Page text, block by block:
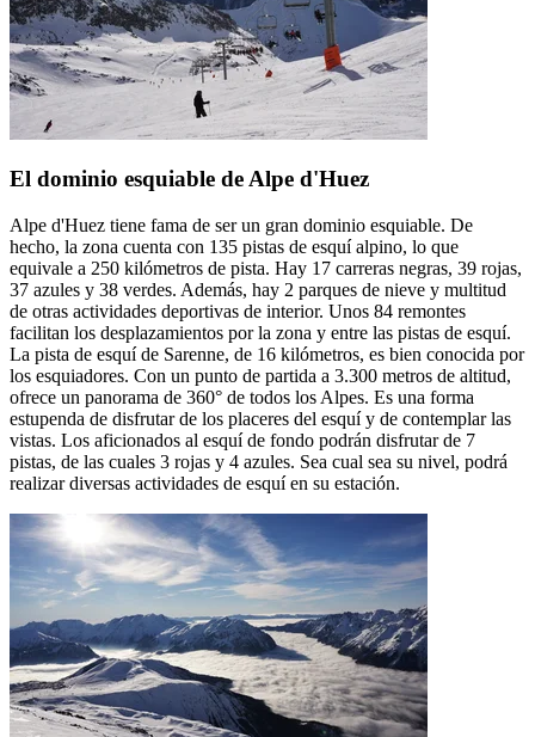
El dominio esquiable de Alpe d'Huez
Alpe d'Huez tiene fama de ser un gran dominio esquiable. De
hecho, la zona cuenta con 135 pistas de esquí alpino, lo que
equivale a 250 kilómetros de pista. Hay 17 carreras negras, 39 rojas,
37 azules y 38 verdes. Además, hay 2 parques de nieve y multitud
de otras actividades deportivas de interior. Unos 84 remontes
facilitan los desplazamientos por la zona y entre las pistas de esquí.
La pista de esquí de Sarenne, de 16 kilómetros, es bien conocida por
los esquiadores. Con un punto de partida a 3.300 metros de altitud,
ofrece un panorama de 360° de todos los Alpes. Es una forma
estupenda de disfrutar de los placeres del esquí y de contemplar las
vistas. Los aficionados al esquí de fondo podrán disfrutar de 7
pistas, de las cuales 3 rojas y 4 azules. Sea cual sea su nivel, podrá
realizar diversas actividades de esquí en su estación.